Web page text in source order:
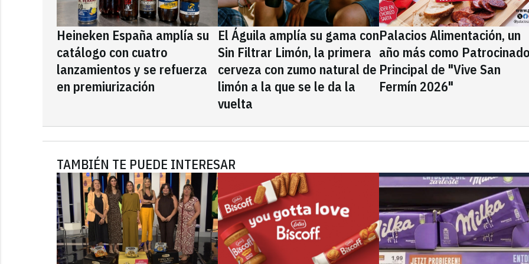
Heineken España amplía su
catálogo con cuatro
lanzamientos y se refuerza
en premiurización
El Águila amplía su gama con
Sin Filtrar Limón, la primera
cerveza con zumo natural de
limón a la que se le da la
vuelta
Palacios Alimentación, un
año más como
Principal de "Vive San
Fermín 2026"
TAMBIÉN TE PUEDE INTERESAR